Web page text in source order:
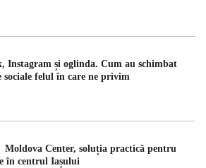
Instagram și oglinda. Cum au schimbat
sociale felul în care ne privim
Moldova Center, soluția practică pentru
în centrul Iașului